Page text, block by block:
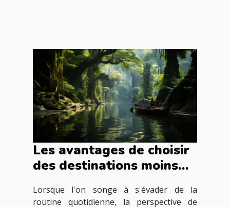
Les avantages de choisir
des destinations moins
prochaines vacances
Lorsque l'on songe à s'évader de la
routine quotidienne, la perspective de